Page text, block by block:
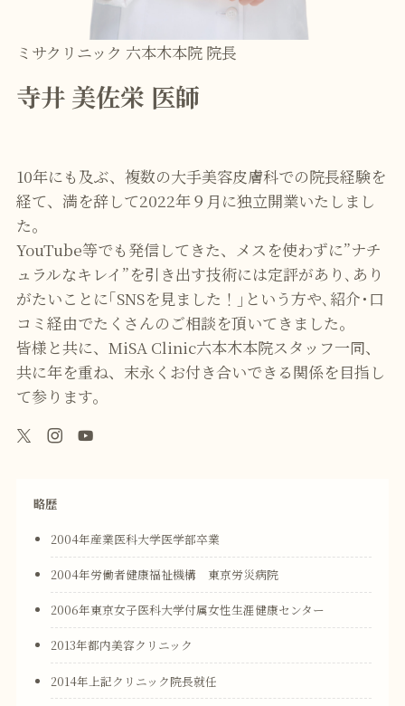
ミサクリニック 六本木本院 院長
寺井 美佐栄 医師
10年にも及ぶ、複数の大手美容皮膚科での院長経験を
経て、満を辞して2022年９月に独立開業いたしまし
た。
YouTube等でも発信してきた、メスを使わずに”ナチ
ュラルなキレイ”を引き出す技術には定評があり､あり
がたいことに｢SNSを見ました！｣という方や､紹介･口
コミ経由でたくさんのご相談を頂いてきました｡
皆様と共に、MiSA Clinic六本木本院スタッフ一同、
共に年を重ね、末永くお付き合いできる関係を目指し
て参ります。
略歴
2004年産業医科大学医学部卒業
2004年労働者健康福祉機構 東京労災病院
2006年東京女子医科大学付属女性生涯健康センター
2013年都内美容クリニック
2014年上記クリニック院長就任